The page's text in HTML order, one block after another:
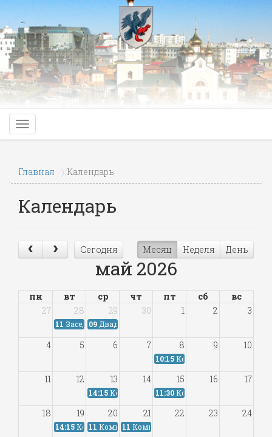
Главная Календарь
Календарь
Сегодня Месяц Неделя День
май 2026
пн вт ср чт пт сб
вс
27
28 29 30 1 2 3
11 Заседание...
09 Двадцать...
4 5 6 7 8 9 10
10:15 Комиссия...
11 12 13 14 15 16 17
14:15 Комиссия... 11:30 Комиссия...
18 19 20 21 22 23 24
14:15 Комиссия...
11 Комиссия...
11 Комиссия...